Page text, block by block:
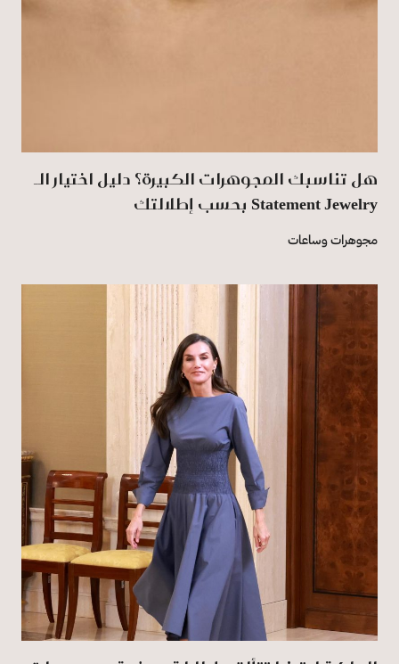
هل تناسبك المجوهرات الكبيرة؟ دليل اختيار الـ
Statement Jewelry بحسب إطلالتك
مجوهرات وساعات